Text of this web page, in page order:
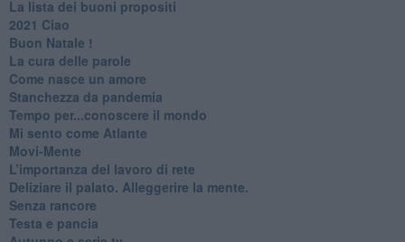
​La lista dei buoni propositi
2021 Ciao
Buon Natale !
​La cura delle parole
​Come nasce un amore
Stanchezza da pandemia
​Tempo per...conoscere il mondo
​Mi sento come Atlante
​Movi-Mente
​L’importanza del lavoro di rete
​Deliziare il palato. Alleggerire la mente.
​Senza rancore
​Testa e pancia